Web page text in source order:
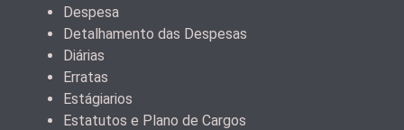
Despesa
Detalhamento das Despesas
Diárias
Erratas
Estágiarios
Estatutos e Plano de Cargos